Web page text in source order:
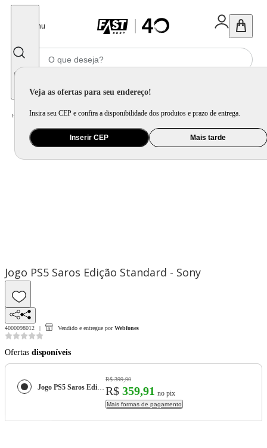
Menu
Veja as ofertas para seu endereço!
Insira seu CEP e confira a disponibilidade dos produtos e prazo de entrega.
Inserir CEP Mais tarde
Home Informática e Games / Console, Jogo e Acessório
Jogo PS5 Saros Edição Standard - Sony
4000098012 Vendido e entregue por Webfones
Ofertas disponíveis
Jogo PS5 Saros Edição Standard - Sony
R$ 399,90
R$ 359,91 no pix
Mais formas de pagamento